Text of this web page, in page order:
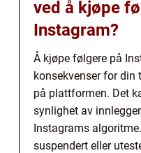
ved å kjøpe
Instagram?
Å kjøpe følgere på
konsekvenser for din
på plattformen. Det
synlighet av
Instagrams
suspendert eller